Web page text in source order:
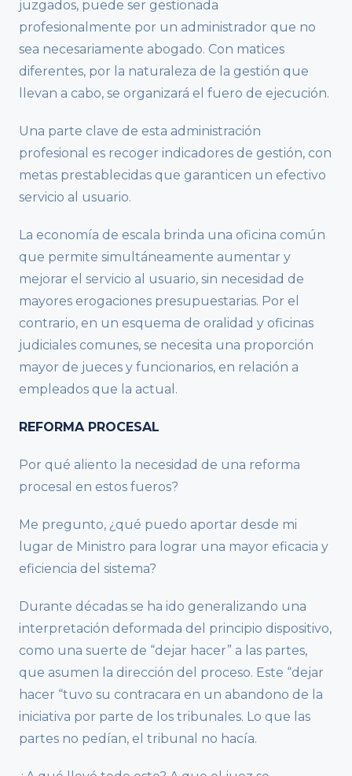
juzgados, puede ser gestionada
profesionalmente por un administrador que no
sea necesariamente abogado. Con matices
diferentes, por la naturaleza de la gestión que
llevan a cabo, se organizará el fuero de ejecución.
Una parte clave de esta administración
profesional es recoger indicadores de gestión, con
metas prestablecidas que garanticen un efectivo
servicio al usuario.
La economía de escala brinda una oficina común
que permite simultáneamente aumentar y
mejorar el servicio al usuario, sin necesidad de
mayores erogaciones presupuestarias. Por el
contrario, en un esquema de oralidad y oficinas
judiciales comunes, se necesita una proporción
mayor de jueces y funcionarios, en relación a
empleados que la actual.
REFORMA PROCESAL
Por qué aliento la necesidad de una reforma
procesal en estos fueros?
Me pregunto, ¿qué puedo aportar desde mi
lugar de Ministro para lograr una mayor eficacia y
eficiencia del sistema?
Durante décadas se ha ido generalizando una
interpretación deformada del principio dispositivo,
como una suerte de “dejar hacer” a las partes,
que asumen la dirección del proceso. Este “dejar
hacer “tuvo su contracara en un abandono de la
iniciativa por parte de los tribunales. Lo que las
partes no pedían, el tribunal no hacía.